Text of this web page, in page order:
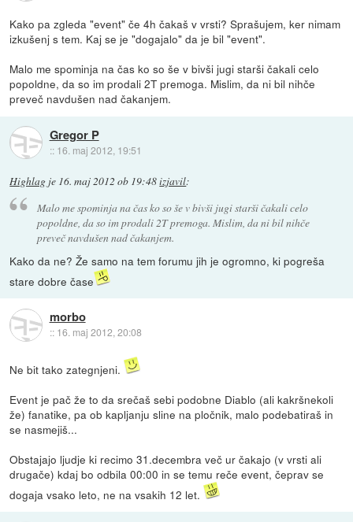
Kako pa zgleda "event" če 4h čakaš v vrsti? Sprašujem, ker nimam
izkušenj s tem. Kaj se je "dogajalo" da je bil "event".
Malo me spominja na čas ko so še v bivši jugi starši čakali celo
popoldne, da so im prodali 2T premoga. Mislim, da ni bil nihče
preveč navdušen nad čakanjem.
Gregor P
:: 16. maj 2012, 19:51
Highlag je 16. maj 2012 ob 19:48izjavil:
Malo me spominja na čas ko so še v bivši jugi starši čakali celo
popoldne, da so im prodali 2T premoga. Mislim, da ni bil nihče
preveč navdušen nad čakanjem.
Kako da ne? Že samo na tem forumu jih je ogromno, ki pogreša
stare dobre čase
morbo
:: 16. maj 2012, 20:08
Ne bit tako zategnjeni.
Event je pač že to da srečaš sebi podobne Diablo (ali kakršnekoli
že) fanatike, pa ob kapljanju sline na pločnik, malo podebatiraš in
se nasmejiš...
Obstajajo ljudje ki recimo 31.decembra več ur čakajo (v vrsti ali
drugače) kdaj bo odbila 00:00 in se temu reče event, čeprav se
dogaja vsako leto, ne na vsakih 12 let.